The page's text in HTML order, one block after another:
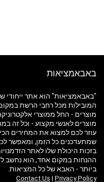
באבאמציאות
"באבאמציאות" הוא אתר ייחודי
המובילות מכל רחבי הרשת
מוצרים - החל ממוצרי
מוצרים לאנשי מקצוע - וכל זה
עוזר לכם למצוא את המחירים
שמתעדכנים כל הזמן, ומאפשר
בזכות היכולת שלו לאתר
ההנחות במקום אחד, הוא נחשב
ביותר - האבא של כל המציאות.
Contact Us | Privacy Policy